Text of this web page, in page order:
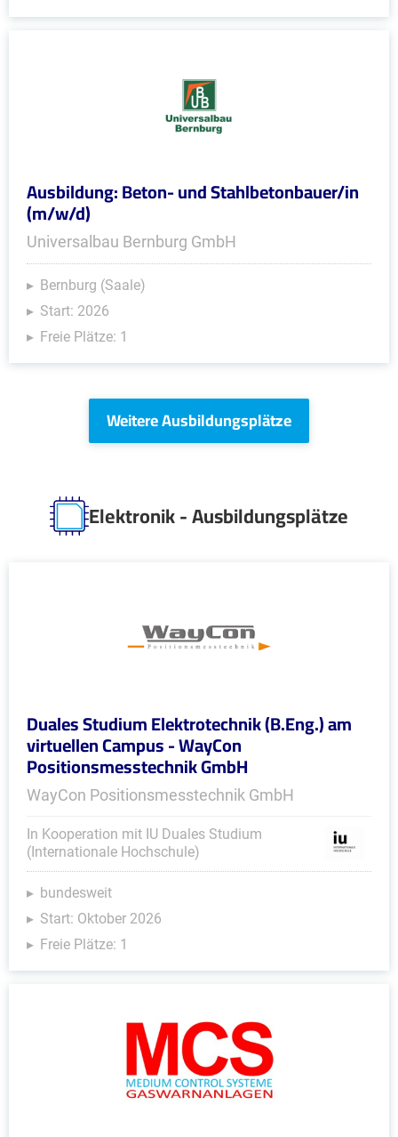
Ausbildung: Beton- und Stahlbetonbauer/in
(m/w/d)
Universalbau Bernburg GmbH
Bernburg (Saale)
Start: 2026
Freie Plätze: 1
Weitere Ausbildungsplätze
Elektronik - Ausbildungsplätze
Duales Studium Elektrotechnik (B.Eng.) am
virtuellen Campus - WayCon
Positionsmesstechnik GmbH
WayCon Positionsmesstechnik GmbH
In Kooperation mit IU Duales Studium
(Internationale Hochschule)
bundesweit
Start: Oktober 2026
Freie Plätze: 1